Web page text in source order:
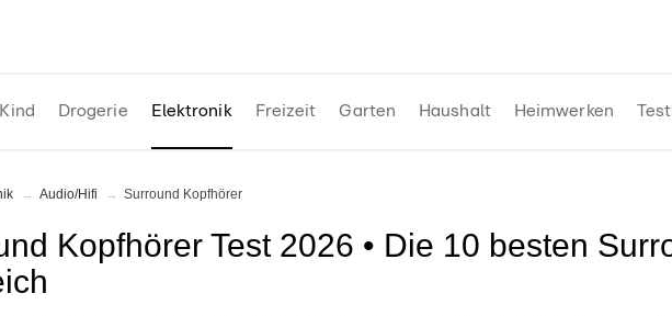
Drogerie Elektronik Freizeit Garten Haushalt Heimwerken
Audio/Hifi Surround Kopfhörer